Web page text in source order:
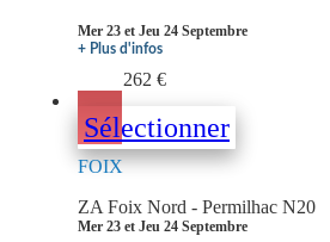
Mer 23 et Jeu 24 Septembre
+ Plus d'infos
262 €
Sélectionner
FOIX
ZA Foix Nord - Permilhac N20
Mer 23 et Jeu 24 Septembre